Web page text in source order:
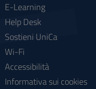
E-Learning
Help Desk
Sostieni UniCa
Wi-Fi
Accessibilità
Informativa sui cookies